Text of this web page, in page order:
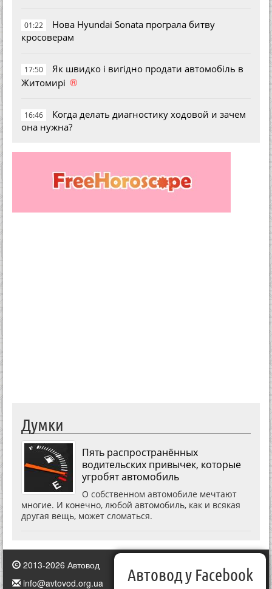
01:22
Нова Hyundai Sonata програла битву
кросоверам
17:50
Як швидко і вигідно продати автомобіль в
Житомирі ®
16:46
Когда делать диагностику ходовой и зачем
она нужна?
Думки
Пять распространённых
водительских привычек, которые
угробят автомобиль
О собственном автомобиле мечтают
многие. И конечно, любой автомобиль, как и всякая
другая вещь, может сломаться.
2013-2026 Автовод
info@avtovod.org.ua
Автовод у Facebook